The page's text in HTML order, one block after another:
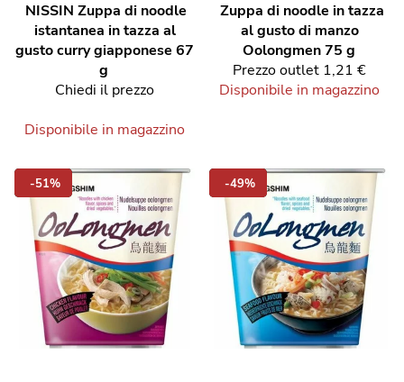
NISSIN Zuppa di noodle
istantanea in tazza al
gusto curry giapponese 67
g
Chiedi il prezzo
Disponibile in magazzino
Zuppa di noodle in tazza
al gusto di manzo
Oolongmen 75 g
Prezzo outlet 1,21 €
Disponibile in magazzino
-51% -49%